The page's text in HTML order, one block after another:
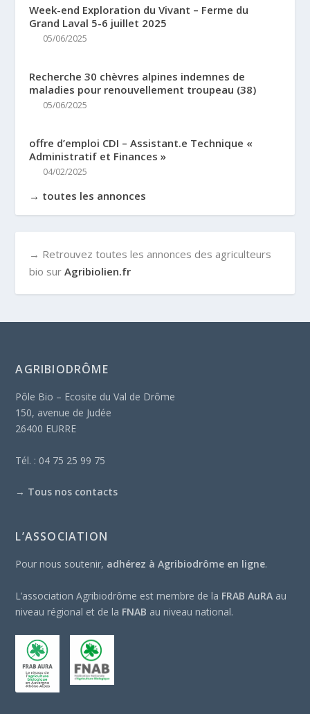
Week-end Exploration du Vivant – Ferme du
Grand Laval 5-6 juillet 2025
05/06/2025
Recherche 30 chèvres alpines indemnes de
maladies pour renouvellement troupeau (38)
05/06/2025
offre d’emploi CDI – Assistant.e Technique «
Administratif et Finances »
04/02/2025
→ toutes les annonces
→ Retrouvez toutes les annonces des agriculteurs
bio surAgribiolien.fr
AGRIBIODRÔME
Pôle Bio – Ecosite du Val de Drôme
150, avenue de Judée
26400 EURRE
Tél. : 04 75 25 99 75
→ Tous nos contacts
L’ASSOCIATION
Pour nous soutenir, adhérez à Agribiodrôme en ligne.
L’association Agribiodrôme est membre de la FRAB AuRA au
niveau régional et de la FNAB au niveau national.